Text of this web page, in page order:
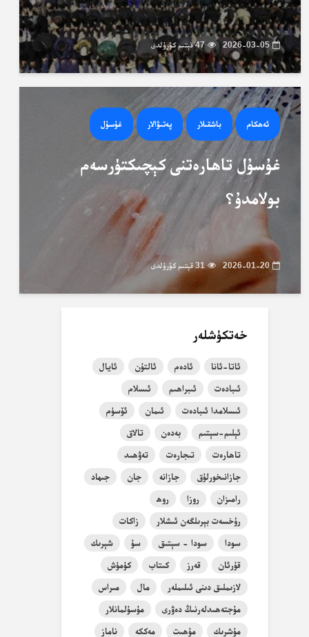
2026-03-05 47 قېتىم كۆرۈلدى
ئەھكام باشقىلار پەتىۋالار غۇسۇل
غۇسۇل تاھارەتنى كېچىكتۈرسەم
بولامدۇ؟
2026-01-20 31 قېتىم كۆرۈلدى
خەتكۈشلەر
ئاتا-ئانا ئادەم ئالتۇن
ئايال
ئىبادەت
ئىبراھىم
ئىسلام
ئىسلامدا ئىبادەت
ئىمان
ئۆسۈم
ئېلىم-سېتىم
بەدەن
تالاق
تاھارەت
تىجارەت
تەۋھىد
جازانىخورلۇق
جازانە جان
جىھاد
رامىزان
روزا
روھ
رۇخسەت بېرىلگەن ئىشلار
زاكات
سودا
سودا - سېتىق سۇ
شېرىك
قۇرئان
قەرز كىتاب
كۈمۈش
لازىملىق دىنى ئىلىملەر
مال
مىراس
مۇجتەھىدلەرنىڭ دەۋرى
مۇسۇلمانلار
مۇشرىك
مۇھىت مەككە
ناماز